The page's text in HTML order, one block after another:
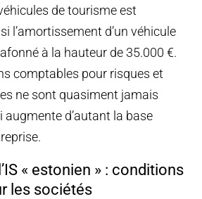
de tourisme est
l’amortissement d’un véhicule
à la hauteur de 35.000 €.
comptables pour risques et
ne sont quasiment jamais
augmente d’autant la base
« estonien » : conditions
les sociétés